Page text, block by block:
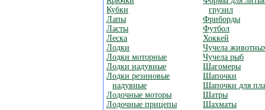
Кубки
Лапы
Ласты
Леска
Лодки
Лодки моторные
Лодки надувные
Лодки резиновые
надувные
Лодочные моторы
Лодочные прицепы
грузил
Фриборды
Футбол
Хоккей
Чучела
Чучела рыб
Шагомеры
Шапочки
Шапочки для
Шатры
Шахматы